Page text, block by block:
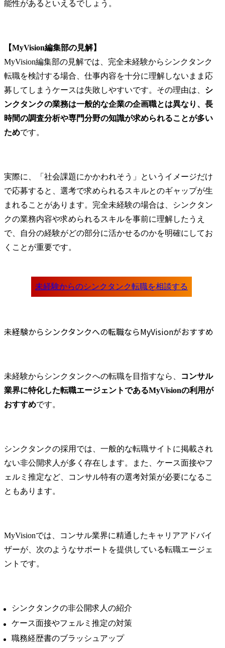
能性があるといえるでしょう。
【MyVision編集部の見解】
MyVision編集部の見解では、完全未経験からシンクタンク
転職を検討する場合、仕事内容を十分に理解しないまま応
募してしまうケースは失敗しやすいです。その理由は、 シ
ンクタンクの業務は一般的な企業の企画職とは異なり、長
時間の調査分析や専門分野の知識が求められることが多い
ためです。
実際に、「社会課題にかかわれそう」というイメージだけ
で応募すると、選考で求められるスキルとのギャップが生
まれることがあります。完全未経験の場合は、シンクタン
クの業務内容や求められるスキルを事前に理解したうえ
で、自分の経験がどの部分に活かせるのかを明確にしてお
くことが重要です。
未経験からシンクタンクへの転職ならMyVisionがおすすめ
未経験からシンクタンクへの転職を目指すなら、
コンサル
業界に特化した転職エージェントであるMyVisionの利用が
おすすめです。
シンクタンクの採用では、一般的な転職サイトに掲載され
ない非公開求人が多く存在します。また、ケース面接やフ
ェルミ推定など、コンサル特有の選考対策が必要になるこ
ともあります。
MyVisionでは、コンサル業界に精通したキャリアアドバイ
ザーが、次のようなサポートを提供している転職エージェ
ントです。
シンクタンクの非公開求人の紹介
ケース面接やフェルミ推定の対策
職務経歴書のブラッシュアップ